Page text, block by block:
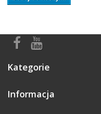
Kategorie
Informacja